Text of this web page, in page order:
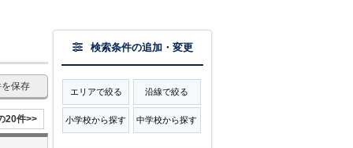
保存
20件>>
検索条件の追加・変更
エリアで絞る 沿線で絞る
小学校から探す 中学校から探す